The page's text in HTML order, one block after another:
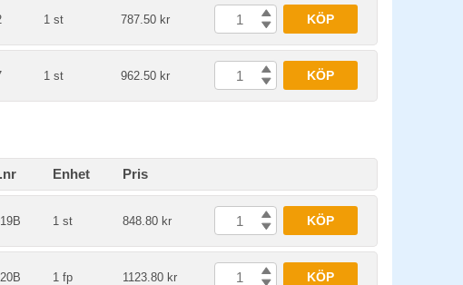
1 st 787.50 kr KÖP
1 st 962.50 kr KÖP
Enhet Pris
1 st 848.80 kr KÖP
1 fp 1123.80 kr KÖP